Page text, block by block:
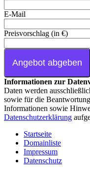
E-Mail
Preisvorschlag (in €)
Angebot abgeben
Informationen zur
Daten werden
sowie für die
Informationen sowie
Datenschutzerklärung
Startseite
Domainliste
Impressum
Datenschutz